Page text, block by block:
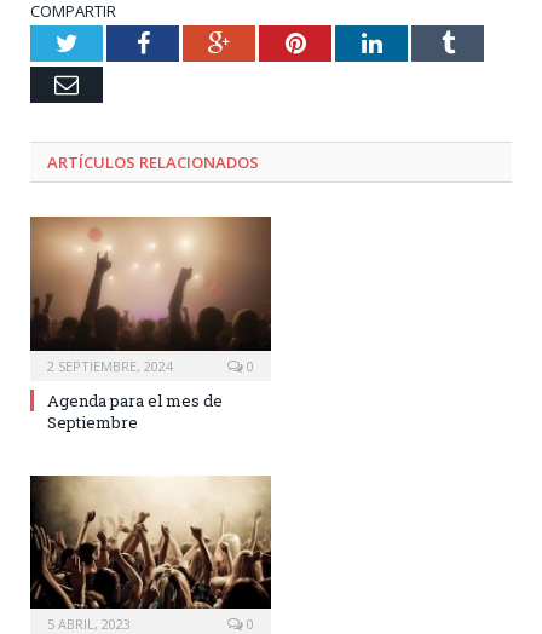
COMPARTIR
TwitterFacebookGoogle+PinterestLinkedInTumblr
Email
ARTÍCULOS RELACIONADOS
2 SEPTIEMBRE, 2024 0
Agenda para el mes de
Septiembre
5 ABRIL, 2023 0